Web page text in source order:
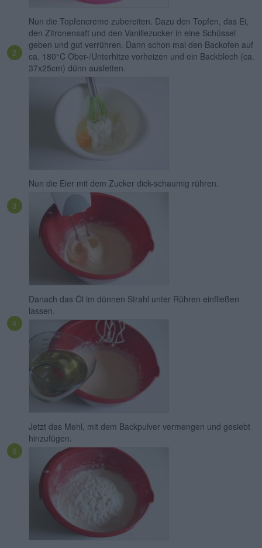
Nun die Topfencreme zubereiten. Dazu den Topfen, das Ei,
den Zitronensaft und den Vanillezucker in eine Schüssel
geben und gut verrühren. Dann schon mal den Backofen auf
ca. 180°C Ober-/Unterhitze vorheizen und ein Backblech (ca.
37x25cm) dünn ausfetten.
Nun die Eier mit dem Zucker dick-schaumig rühren.
Danach das Öl im dünnen Strahl unter Rühren einfließen
lassen.
Jetzt das Mehl, mit dem Backpulver vermengen und gesiebt
hinzufügen.